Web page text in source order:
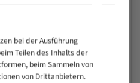
bei der Ausführung
Teilen des Inhalts der
beim Sammeln von
von Drittanbietern.